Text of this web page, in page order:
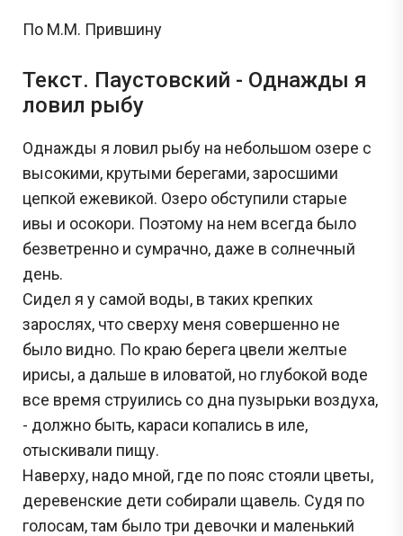
По М.М. Прившину
Текст. Паустовский - Однажды я
ловил рыбу
Однажды я ловил рыбу на небольшом озере с
высокими, крутыми берегами, заросшими
цепкой ежевикой. Озеро обступили старые
ивы и осокори. Поэтому на нем всегда было
безветренно и сумрачно, даже в солнечный
день.
Сидел я у самой воды, в таких крепких
зарослях, что сверху меня совершенно не
было видно. По краю берега цвели желтые
ирисы, а дальше в иловатой, но глубокой воде
все время струились со дна пузырьки воздуха,
- должно быть, караси копались в иле,
отыскивали пищу.
Наверху, надо мной, где по пояс стояли цветы,
деревенские дети собирали щавель. Судя по
голосам, там было три девочки и маленький